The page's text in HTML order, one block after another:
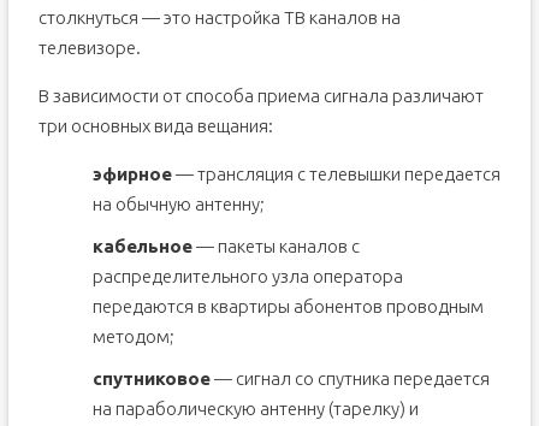
Часто задаваемые вопросы по настройке аналоговых
каналов
Как настроить каналы на телевизоре без пульта?
Как настроить каналы на старом телевизоре?
Что делать, если сбивается настройка каналов?
несколько телевизоров?
Как автоматически настроить каналы на телевизоре
Как вручную настроить каналы на телевизоре
Часто задаваемые вопросы по настройке аналоговых
каналов
Как настроить каналы на телевизоре без пульта?
Как настроить каналы на старом телевизоре?
Что делать, если сбивается настройка каналов?
столкнуться — это настройка ТВ каналов на
телевизоре.
В зависимости от способа приема сигнала различают
три основных вида вещания:
эфирное— трансляция с телевышки передается
на обычную антенну;
кабельное— пакеты каналов с
распределительного узла оператора
передаются в квартиры абонентов проводным
методом;
спутниковое— сигнал со спутника передается
на параболическую антенну (тарелку) и